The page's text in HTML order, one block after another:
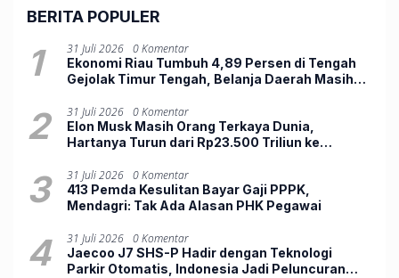
BERITA POPULER
1 31 Juli 2026 0 Komentar
Ekonomi Riau Tumbuh 4,89 Persen di Tengah
Gejolak Timur Tengah, Belanja Daerah Masih
2 31 Juli 2026 0 Komentar
Elon Musk Masih Orang Terkaya Dunia,
Hartanya Turun dari Rp23.500 Triliun ke
3 31 Juli 2026 0 Komentar
413 Pemda Kesulitan Bayar Gaji PPPK,
Mendagri: Tak Ada Alasan PHK Pegawai
4 31 Juli 2026 0 Komentar
Jaecoo J7 SHS-P Hadir dengan Teknologi
Parkir Otomatis, Indonesia Jadi Peluncuran